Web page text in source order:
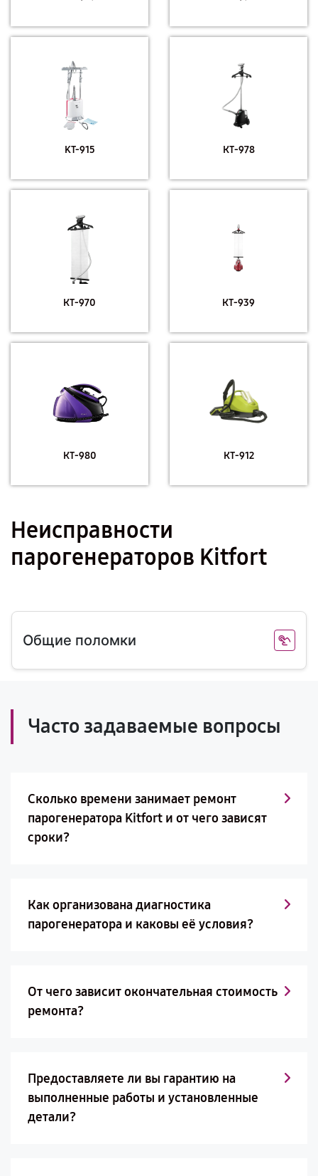
KT-915 КТ-978
КТ-970 КТ-939
КТ-980 КТ-912
Неисправности
парогенераторов Kitfort
Общие поломки
Часто задаваемые вопросы
Сколько времени занимает ремонт
парогенератора Kitfort и от чего зависят
сроки?
Как организована диагностика
парогенератора и каковы её условия?
От чего зависит окончательная стоимость
ремонта?
Предоставляете ли вы гарантию на
выполненные работы и установленные
детали?